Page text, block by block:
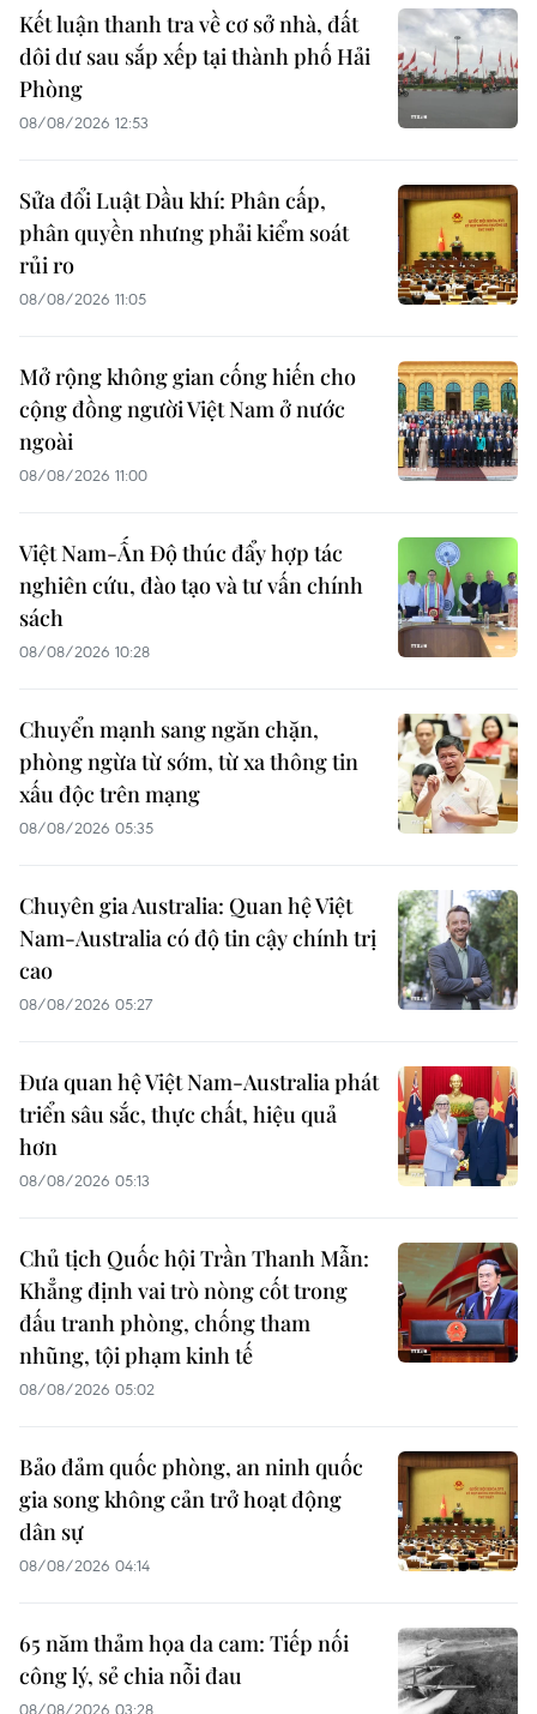
Kết luận thanh tra về cơ sở nhà, đất
dôi dư sau sắp xếp tại thành phố Hải
Phòng
08/08/2026 12:53
Sửa đổi Luật Dầu khí: Phân cấp,
phân quyền nhưng phải kiểm soát
rủi ro
08/08/2026 11:05
Mở rộng không gian cống hiến cho
cộng đồng người Việt Nam ở nước
ngoài
08/08/2026 11:00
Việt Nam-Ấn Độ thúc đẩy hợp tác
nghiên cứu, đào tạo và tư vấn chính
sách
08/08/2026 10:28
Chuyển mạnh sang ngăn chặn,
phòng ngừa từ sớm, từ xa thông tin
xấu độc trên mạng
08/08/2026 05:35
Chuyên gia Australia: Quan hệ Việt
Nam-Australia có độ tin cậy chính trị
cao
08/08/2026 05:27
Đưa quan hệ Việt Nam-Australia phát
triển sâu sắc, thực chất, hiệu quả
hơn
08/08/2026 05:13
Chủ tịch Quốc hội Trần Thanh Mẫn:
Khẳng định vai trò nòng cốt trong
đấu tranh phòng, chống tham
nhũng, tội phạm kinh tế
08/08/2026 05:02
Bảo đảm quốc phòng, an ninh quốc
gia song không cản trở hoạt động
dân sự
08/08/2026 04:14
65 năm thảm họa da cam: Tiếp nối
công lý, sẻ chia nỗi đau
08/08/2026 03:28